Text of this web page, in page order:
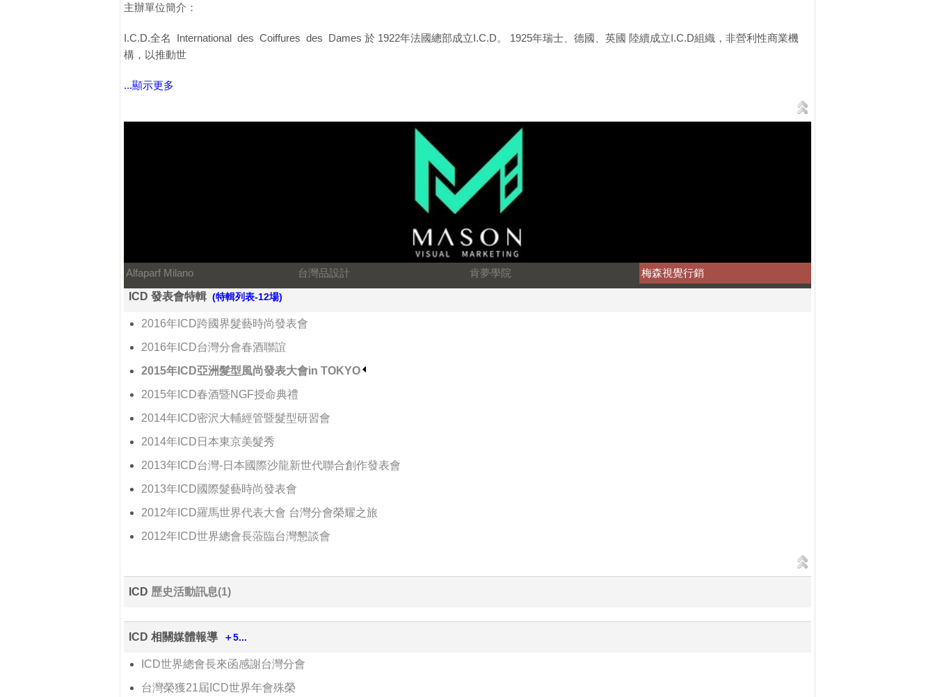
主辦單位簡介：
I.C.D.全名 International des Coiffures des Dames 於 1922年法國總部成立I.C.D。 1925年瑞士、德國、英國 陸續成立I.C.D組織，非營利性商業機
構，以推動世
...顯示更多
Alfaparf Milano 台灣品設計 肯夢學院
梅森視覺行銷
ICD 發表會特輯 (特輯列表-12場)
2016年ICD跨國界髮藝時尚發表會
2016年ICD台灣分會春酒聯誼
2015年ICD亞洲髮型風尚發表大會in TOKYO
2015年ICD春酒暨NGF授命典禮
2014年ICD密沢大輔經管暨髮型研習會
2014年ICD日本東京美髮秀
2013年ICD台灣-日本國際沙龍新世代聯合創作發表會
2013年ICD國際髮藝時尚發表會
2012年ICD羅馬世界代表大會 台灣分會榮耀之旅
2012年ICD世界總會長蒞臨台灣懇談會
ICD 歷史活動訊息(1)
ICD 相關媒體報導 ＋5...
ICD世界總會長來函感謝台灣分會
台灣榮獲21屆ICD世界年會殊榮